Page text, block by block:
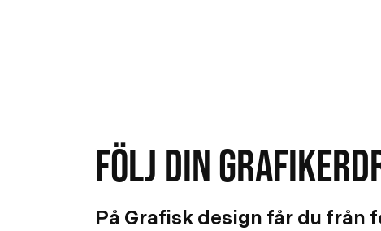
FÖLJ DIN
På Grafisk design får du från